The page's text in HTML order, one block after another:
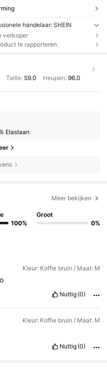
handelaar: SHEIN
verkoper
te rapporteren.
Taille: 59.0 Heupen: 96.0
Elastaan
Meer bekijken
100%
Groot
0%
Kleur: Koffie bruin / Maat: M
Nuttig (0)
Kleur: Koffie bruin / Maat: M
Nuttig (0)